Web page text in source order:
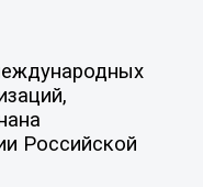
Российской